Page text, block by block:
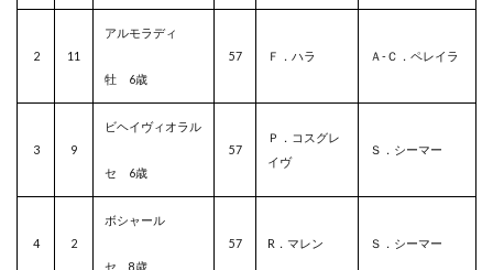
2 11
アルモラディ
牡 6歳
57 Ｆ．ハラ Ａ-Ｃ．ペレイラ
3 9
ビヘイヴィオラル
セ 6歳
57
Ｐ．コスグレ
イヴ
Ｓ．シーマー
4 2
ボシャール
セ 8歳
57 R．マレン Ｓ．シーマー